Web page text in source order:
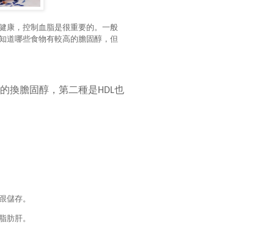
康，控制血脂是很重要的。一般
道哪些食物有較高的膽固醇，但
換膽固醇，第二種是HDL也
儲存。
肪肝。